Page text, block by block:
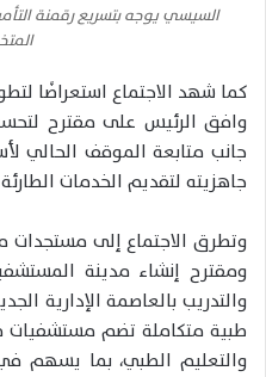
السيسي يوجه بتسريع رقمنة
كما شهد الاجتماع استعراضًا
وافق الرئيس على مقترح
جانب متابعة الموقف الحالي
جاهزيته لتقديم الخدمات
وتطرق الاجتماع إلى مستجدات
ومقترح إنشاء مدينة
والتدريب بالعاصمة الإدارية
طبية متكاملة تضم مستشفيات
والتعليم الطبي، بما يسهم